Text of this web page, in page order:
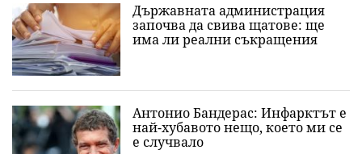
Държавната администрация
започва да свива щатове: ще
има ли реални съкращения
Антонио Бандерас: Инфарктът е
най-хубавото нещо, което ми се
е случвало